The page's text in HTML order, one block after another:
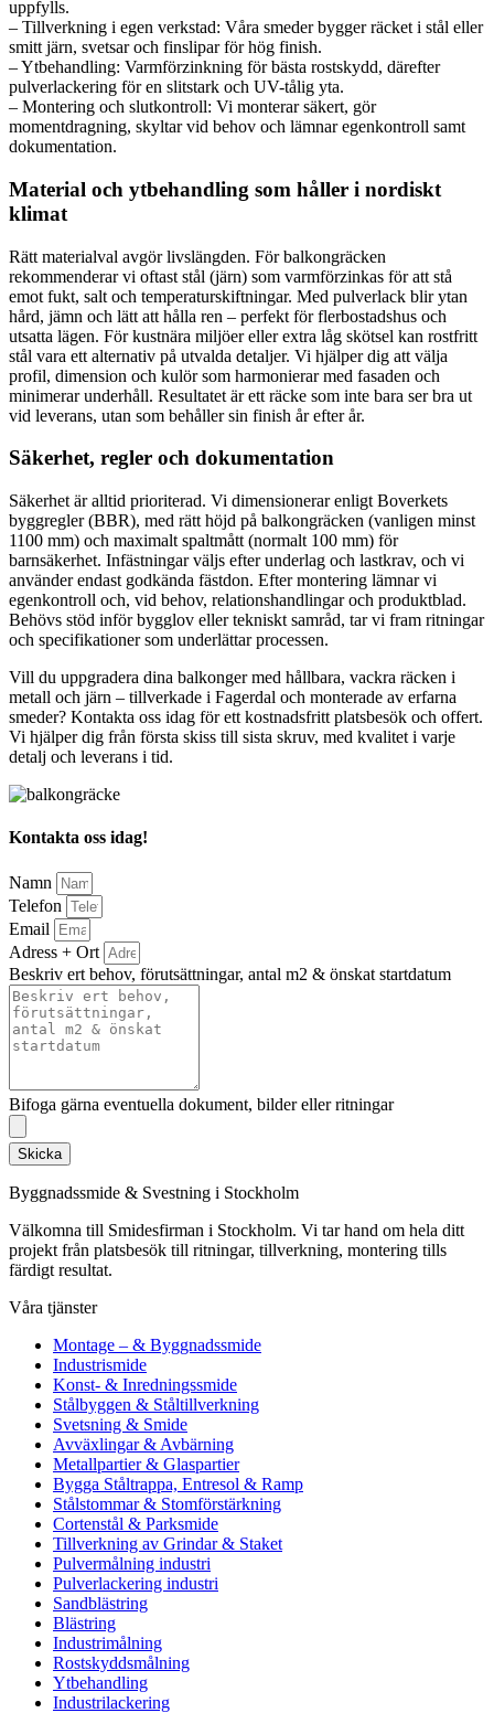
uppfylls.
– Tillverkning i egen verkstad: Våra smeder bygger räcket i stål eller
smitt järn, svetsar och finslipar för hög finish.
– Ytbehandling: Varmförzinkning för bästa rostskydd, därefter
pulverlackering för en slitstark och UV-tålig yta.
– Montering och slutkontroll: Vi monterar säkert, gör
momentdragning, skyltar vid behov och lämnar egenkontroll samt
dokumentation.
Material och ytbehandling som håller i nordiskt
klimat
Rätt materialval avgör livslängden. För balkongräcken
rekommenderar vi oftast stål (järn) som varmförzinkas för att stå
emot fukt, salt och temperaturskiftningar. Med pulverlack blir ytan
hård, jämn och lätt att hålla ren – perfekt för flerbostadshus och
utsatta lägen. För kustnära miljöer eller extra låg skötsel kan rostfritt
stål vara ett alternativ på utvalda detaljer. Vi hjälper dig att välja
profil, dimension och kulör som harmonierar med fasaden och
minimerar underhåll. Resultatet är ett räcke som inte bara ser bra ut
vid leverans, utan som behåller sin finish år efter år.
Säkerhet, regler och dokumentation
Säkerhet är alltid prioriterad. Vi dimensionerar enligt Boverkets
byggregler (BBR), med rätt höjd på balkongräcken (vanligen minst
1100 mm) och maximalt spaltmått (normalt 100 mm) för
barnsäkerhet. Infästningar väljs efter underlag och lastkrav, och vi
använder endast godkända fästdon. Efter montering lämnar vi
egenkontroll och, vid behov, relationshandlingar och produktblad.
Behövs stöd inför bygglov eller tekniskt samråd, tar vi fram ritningar
och specifikationer som underlättar processen.
Vill du uppgradera dina balkonger med hållbara, vackra räcken i
metall och järn – tillverkade i Fagerdal och monterade av erfarna
smeder? Kontakta oss idag för ett kostnadsfritt platsbesök och offert.
Vi hjälper dig från första skiss till sista skruv, med kvalitet i varje
detalj och leverans i tid.
Kontakta oss idag!
Namn
Telefon
Email
Adress + Ort
Beskriv ert behov, förutsättningar, antal m2 & önskat startdatum
Bifoga gärna eventuella dokument, bilder eller ritningar
Skicka
Byggnadssmide & Svestning i Stockholm
Välkomna till Smidesfirman i Stockholm. Vi tar hand om hela ditt
projekt från platsbesök till ritningar, tillverkning, montering tills
färdigt resultat.
Våra tjänster
Montage – & Byggnadssmide
Industrismide
Konst- & Inredningssmide
Stålbyggen & Ståltillverkning
Svetsning & Smide
Avväxlingar & Avbärning
Metallpartier & Glaspartier
Bygga Ståltrappa, Entresol & Ramp
Stålstommar & Stomförstärkning
Cortenstål & Parksmide
Tillverkning av Grindar & Staket
Pulvermålning industri
Pulverlackering industri
Sandblästring
Blästring
Industrimålning
Rostskyddsmålning
Ytbehandling
Industrilackering